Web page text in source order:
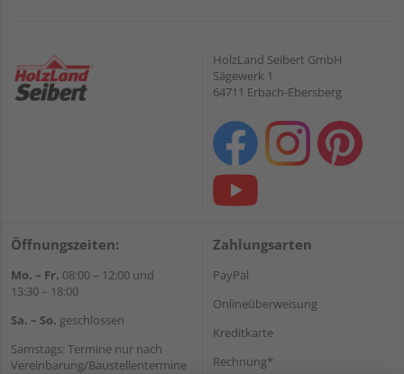
HolzLand Seibert GmbH
Sägewerk 1
64711 Erbach-Ebersberg
Öffnungszeiten:
Mo. – Fr. 08:00 – 12:00 und
13:30 – 18:00
Sa. – So. geschlossen
Samstags: Termine nur nach
Vereinbarung/Baustellentermine
Zahlungsarten
PayPal
Onlineüberweisung
Kreditkarte
Rechnung*